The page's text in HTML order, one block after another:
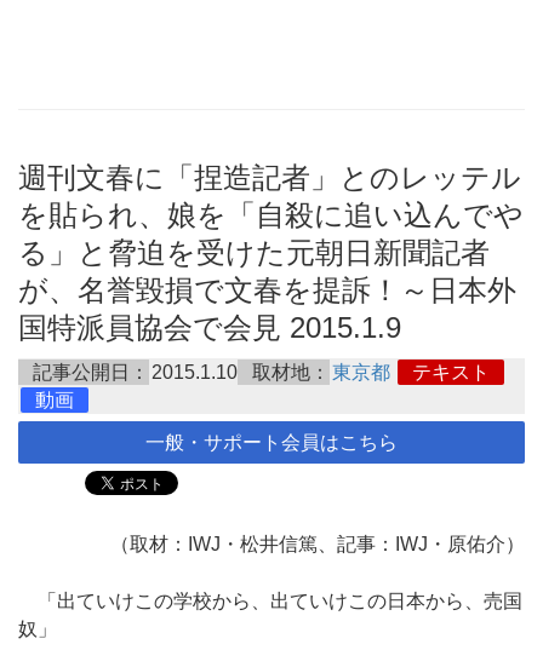
週刊文春に「捏造記者」とのレッテル
を貼られ、娘を「自殺に追い込んでや
る」と脅迫を受けた元朝日新聞記者
が、名誉毀損で文春を提訴！～日本外
国特派員協会で会見 2015.1.9
記事公開日： 2015.1.10 取材地： 東京都
テキスト
動画
一般・サポート会員はこちら
（取材：IWJ・松井信篤、記事：IWJ・原佑介）
「出ていけこの学校から、出ていけこの日本から、売国
奴」